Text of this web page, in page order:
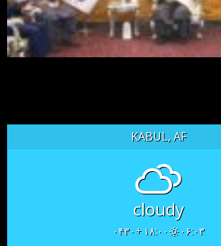
KABUL, AF
cloudy
۰۶:۰۳ ۱۸:۰۰ +۰۴۳۰